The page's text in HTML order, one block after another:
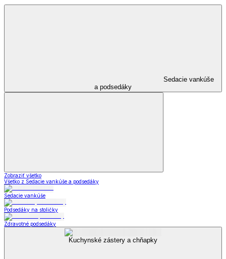
Sedacie vankúše
a podsedáky
Zobraziť všetko
Všetko z Sedacie vankúše a podsedáky
Sedacie vankúše
Podsedáky na stoličky
Zdravotné podsedáky
Kuchynské zástery a chňapky